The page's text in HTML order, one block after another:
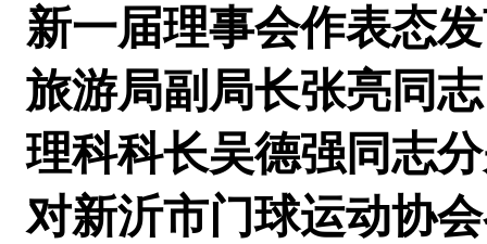
新一届理事会作表态
旅游局副局长张亮同
理科科长吴德强同志
对新沂市门球运动协